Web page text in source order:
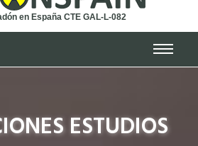
en España CTE GAL-L-082
ESTUDIOS